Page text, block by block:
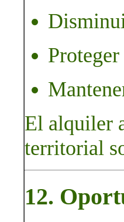
El alquiler
territorial
12.